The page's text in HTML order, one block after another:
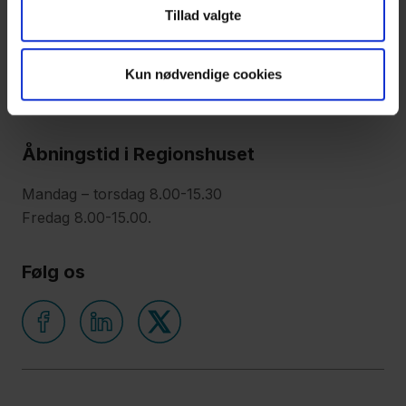
Tillad valgte
Kun nødvendige cookies
Kontaktoplysninger
Tlf: 70 15 50 00
Mail:regionsjaelland@regionsjaelland.dk
Åbningstid i Regionshuset
Mandag – torsdag 8.00-15.30
Fredag 8.00-15.00.
Følg os